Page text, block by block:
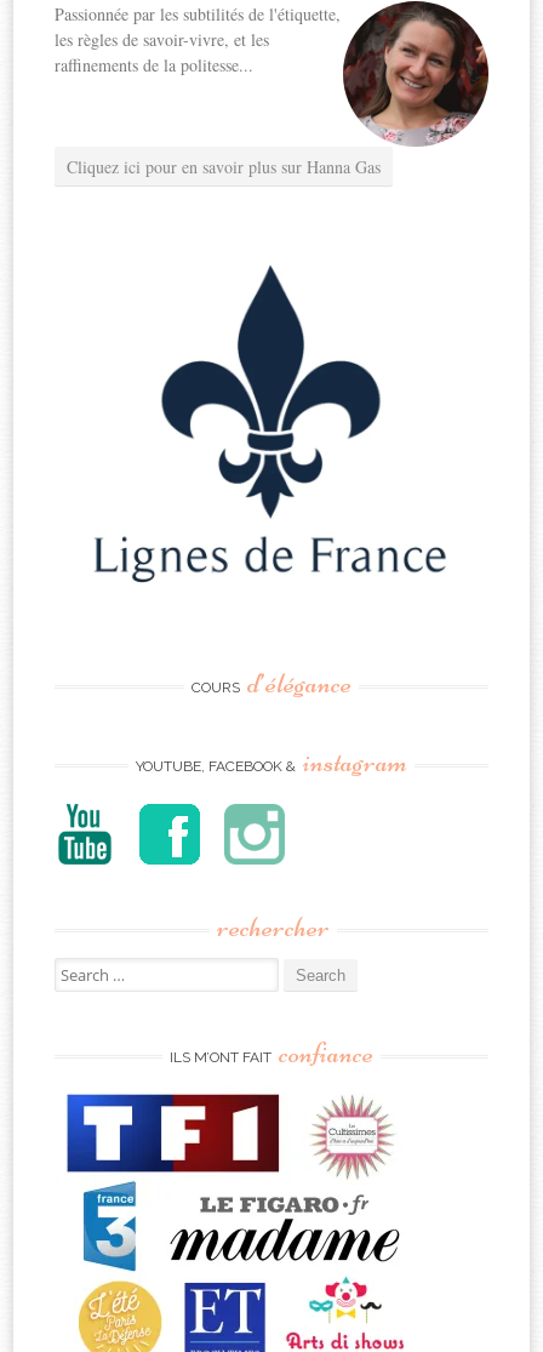
Passionnée par les subtilités de l'étiquette,
les règles de savoir-vivre, et les
raffinements de la politesse...
Cliquez ici pour en savoir plus sur Hanna Gas
COURS d’élégance
YOUTUBE, FACEBOOK & instagram
rechercher
Search
for:
ILS M’ONT FAIT confiance